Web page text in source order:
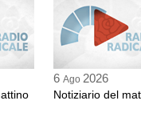
6 Ago 2026
Notiziario del